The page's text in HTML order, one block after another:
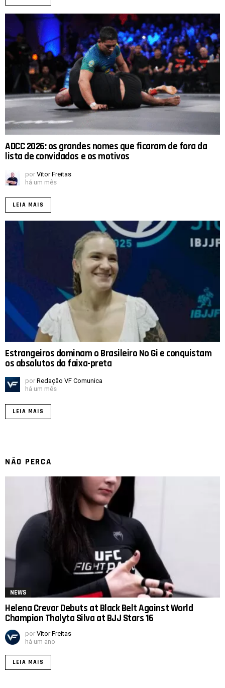
ADCC 2026: os grandes nomes que ficaram de fora da
lista de convidados e os motivos
por Vitor Freitas
há um mês
LEIA MAIS
Estrangeiros dominam o Brasileiro No Gi e conquistam
os absolutos da faixa-preta
por Redação VF Comunica
há um mês
LEIA MAIS
NÃO PERCA
NEWS
Helena Crevar Debuts at Black Belt Against World
Champion Thalyta Silva at BJJ Stars 16
por Vitor Freitas
há um ano
LEIA MAIS